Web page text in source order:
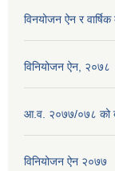
विनयोजन ऐन र
विनियोजन ऐन, २०७८
आ.व. २०७७/०७८ को
विनियोजन ऐन २०७७